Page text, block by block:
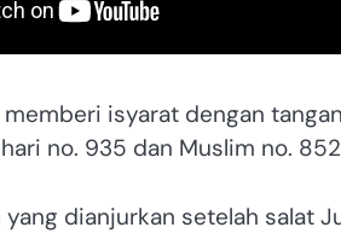
memberi isyarat dengan
no. 935 dan Muslim no.
yang dianjurkan setelah salat